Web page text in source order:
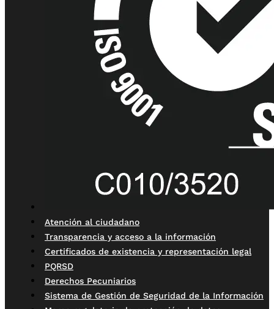
Atención al ciudadano
Transparencia y acceso a la información
Certificados de existencia y representación legal
PQRSD
Derechos Pecuniarios
Sistema de Gestión de Seguridad de la Información